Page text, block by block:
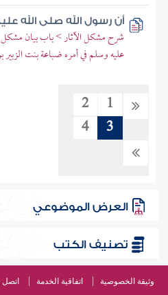
أن رسول الله صلى الله
شرح مشكل الآثار > باب بيان
عليه وسلم في أمره ضباعة بنت
1
2
3
4
العرض الموضوعي
تصنيف الكتب
وثيقة الخصوصية اتفاقية الخدمة اتصل